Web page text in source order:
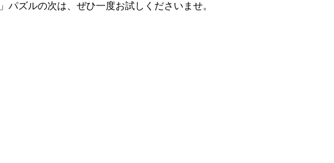
ズルの次は、ぜひ一度お試しくださいませ。